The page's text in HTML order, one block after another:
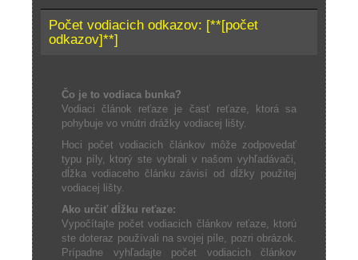
Počet vodiacich odkazov: [**[počet
odkazov]**]
Čo je to vodiaca bunka?
Vodiaci článok reťaze je časť reťaze, ktorá sa
pohybuje vo vnútri drážky vodiacej lišty.
Hoci počet vodiacich článkov môže zodpovedať
typu píly, ktorý ste vybrali v našom vyhľadávači,
dĺžka vodiaceho článku závisí od dĺžky použitej
vodiacej lišty.
Ako určiť dĺžku reťaze:
Vypočítajte počet vodiacich článkov reťaze, ktorú
ste doteraz používali na svojej píle, pozri obrázok.
Prípadne vyhľadajte počet vodiacich článkov